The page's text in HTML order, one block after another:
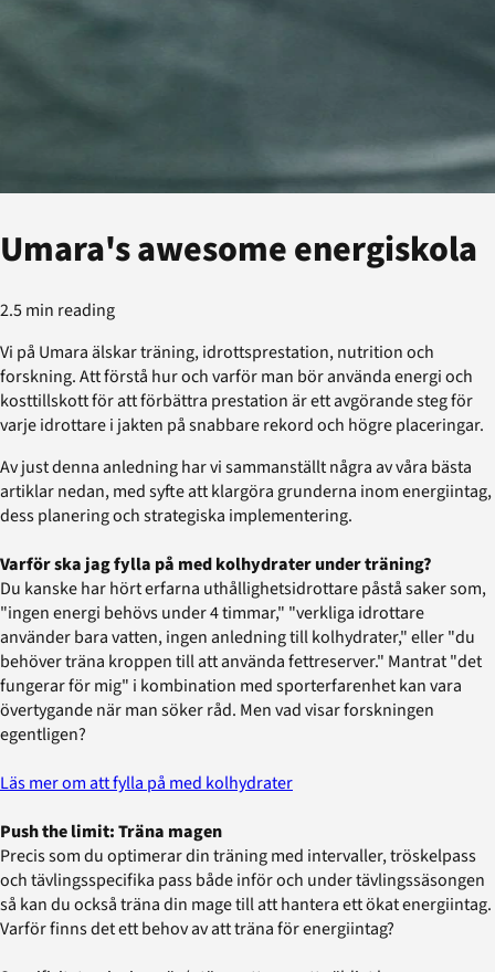
Umara's awesome energiskola
2.5 min reading
Vi på Umara älskar träning, idrottsprestation, nutrition och
forskning. Att förstå hur och varför man bör använda energi och
kosttillskott för att förbättra prestation är ett avgörande steg för
varje idrottare i jakten på snabbare rekord och högre placeringar.
Av just denna anledning har vi sammanställt några av våra bästa
artiklar nedan, med syfte att klargöra grunderna inom energiintag,
dess planering och strategiska implementering.
Varför ska jag fylla på med kolhydrater under träning?
Du kanske har hört erfarna uthållighetsidrottare påstå saker som,
"ingen energi behövs under 4 timmar," "verkliga idrottare
använder bara vatten, ingen anledning till kolhydrater," eller "du
behöver träna kroppen till att använda fettreserver." Mantrat "det
fungerar för mig" i kombination med sporterfarenhet kan vara
övertygande när man söker råd. Men vad visar forskningen
egentligen?
Läs mer om att fylla på med kolhydrater
Push the limit: Träna magen
Precis som du optimerar din träning med intervaller, tröskelpass
och tävlingsspecifika pass både inför och under tävlingssäsongen
så kan du också träna din mage till att hantera ett ökat energiintag.
Varför finns det ett behov av att träna för energiintag?